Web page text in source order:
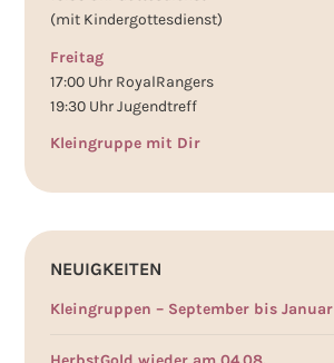
(mit Kindergottesdienst)
Freitag
17:00 Uhr RoyalRangers
19:30 Uhr Jugendtreff
Kleingruppe mit Dir
NEUIGKEITEN
Kleingruppen – September bis Januar